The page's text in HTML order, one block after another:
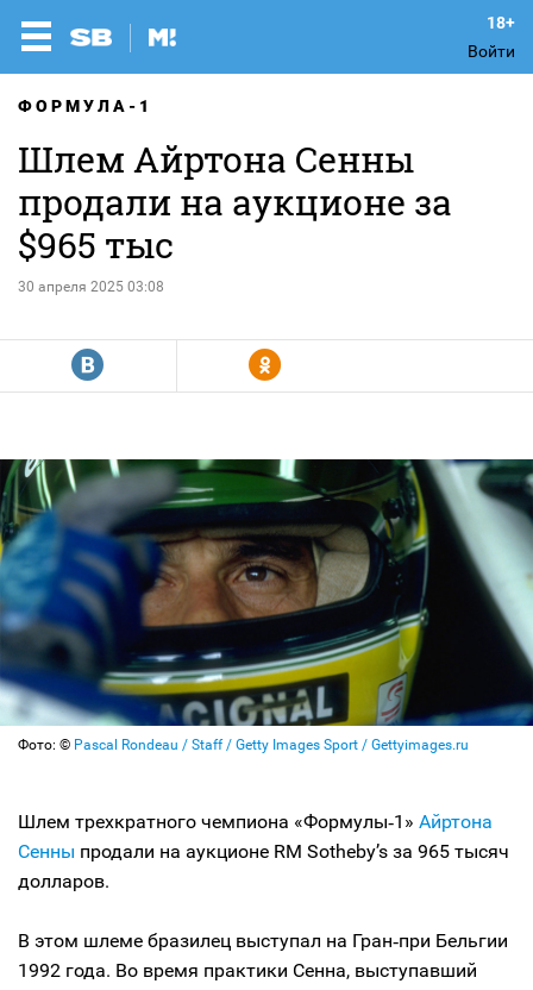
Войти
ФОРМУЛА-1
Шлем Айртона Сенны
продали на аукционе за
$965 тыс
30 апреля 2025 03:08
R Y
Фото: © Pascal Rondeau / Staff / Getty Images Sport / Gettyimages.ru
Шлем трехкратного чемпиона «Формулы‑1» Айртона
Сенны продали на аукционе RM Sotheby’s за 965 тысяч
долларов.
В этом шлеме бразилец выступал на Гран‑при Бельгии
1992 года. Во время практики Сенна, выступавший